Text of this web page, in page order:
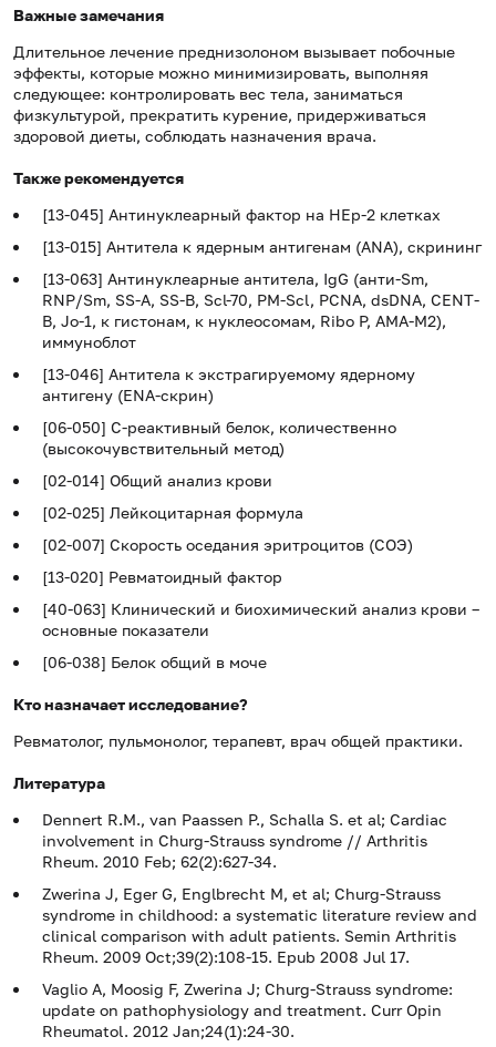
Важные замечания
Длительное лечение преднизолоном вызывает побочные
эффекты, которые можно минимизировать, выполняя
следующее: контролировать вес тела, заниматься
физкультурой, прекратить курение, придерживаться
здоровой диеты, соблюдать назначения врача.
Также рекомендуется
[13-045] Антинуклеарный фактор на HEp-2 клетках
[13-015] Антитела к ядерным антигенам (ANA), скрининг
[13-063] Антинуклеарные антитела, IgG (анти-Sm,
RNP/Sm, SS-A, SS-B, Scl-70, PM-Scl, PCNA, dsDNA, CENT-
B, Jo-1, к гистонам, к нуклеосомам, Ribo P, AMA-M2),
иммуноблот
[13-046] Антитела к экстрагируемому ядерному
антигену (ENA-скрин)
[06-050] С-реактивный белок, количественно
(высокочувствительный метод)
[02-014] Общий анализ крови
[02-025] Лейкоцитарная формула
[02-007] Скорость оседания эритроцитов (СОЭ)
[13-020] Ревматоидный фактор
[40-063] Клинический и биохимический анализ крови –
основные показатели
[06-038] Белок общий в моче
Кто назначает исследование?
Ревматолог, пульмонолог, терапевт, врач общей практики.
Литература
Dennert R.M., van Paassen P., Schalla S. et al; Cardiac
involvement in Churg-Strauss syndrome // Arthritis
Rheum. 2010 Feb; 62(2):627-34.
Zwerina J, Eger G, Englbrecht M, et al; Churg-Strauss
syndrome in childhood: a systematic literature review and
clinical comparison with adult patients. Semin Arthritis
Rheum. 2009 Oct;39(2):108-15. Epub 2008 Jul 17.
Vaglio A, Moosig F, Zwerina J; Churg-Strauss syndrome:
update on pathophysiology and treatment. Curr Opin
Rheumatol. 2012 Jan;24(1):24-30.